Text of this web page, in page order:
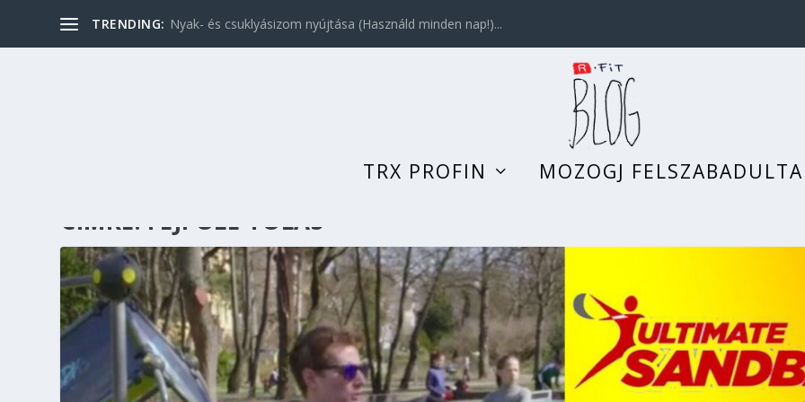
TRENDING: Nyak- és csuklyásizom nyújtása (Használd minden nap!)...
TRX PROFIN MOZOGJ
CÍMKE: FEJFÖLÉ TOLÁS